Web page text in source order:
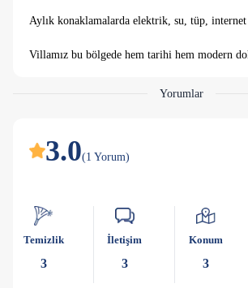
Aylık konaklamalarda elektrik, su, tüp,
Villamız bu bölgede hem tarihi hem modern
hayatımızdaki fazlalıklardan sadeleşerek
600 m2 alan içerisinde yatay mimariye sahip
boyutlarında büyük bir havuza sahiptir. Her
sahiptir. Villanın her köşeyi ince bir fikrin
konuklarımız bizler için özel kişilerdir.
Tesiste geçireceğiniz mutlu anlar bizim için çok
Yorumlar
3.0(1 Yorum)
Temizlik
3
İletişim
3
Konum
3